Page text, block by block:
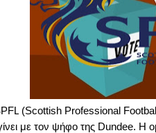
(Scottish Professional
με τον ψήφο της Dundee. H o